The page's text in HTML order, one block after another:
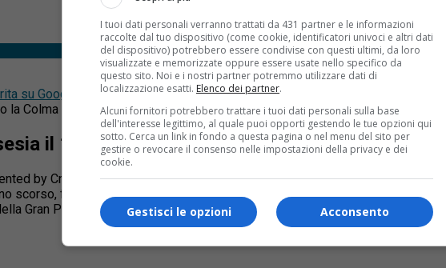
su Google
la Colma e la Cremosina. Ad ottobre l’evento sportivo tornerà in Valle.
il 10 ottobre
by Crédit Agricole è in programma il 10 ottobre. Saranno 24 i team che
scorso, fu conquistata da Andrea Bagioli, allo sprint su Marc Hirschi e Alex
Gran Piemonte
già nel 2022 per l’edizione numero 106 che aveva visto la
I tuoi dati personali verranno trattati da 431 partner e le informazioni
raccolte dal tuo dispositivo (come cookie, identificatori univoci e altri dati
del dispositivo) potrebbero essere condivise con questi ultimi, da loro
visualizzate e memorizzate oppure essere usate nello specifico da
questo sito. Noi e i nostri partner potremmo utilizzare dati di
localizzazione esatti. Elenco dei partner.
Alcuni fornitori potrebbero trattare i tuoi dati personali sulla base
dell'interesse legittimo, al quale puoi opporti gestendo le tue opzioni qui
sotto. Cerca un link in fondo a questa pagina o nel menu del sito per
gestire o revocare il consenso nelle impostazioni della privacy e dei
cookie.
Acconsento
Gestisci le opzioni